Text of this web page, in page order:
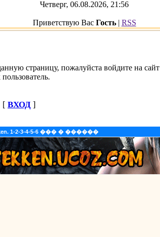
Четверг, 06.08.2026, 21:56
Приветствую Вас Гость| RSS
1-2-3-4-5-6 ��� � ������
страницу, пожалуйста войдите на сайт
пользователь.
[ ВХОД ]